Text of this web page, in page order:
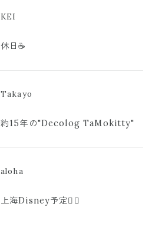
KEI
休日☕️
Takayo
約15年の"Decolog TaMokitty"
aloha
上海Disney予定🫪🩷